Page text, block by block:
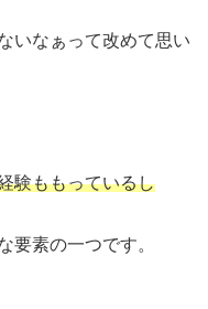
いなぁって改めて思い
験ももっているし
要素の一つです。